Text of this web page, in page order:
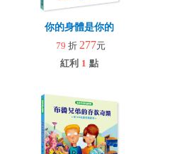
你的身體是你的
79 折 277元
紅利 1 點